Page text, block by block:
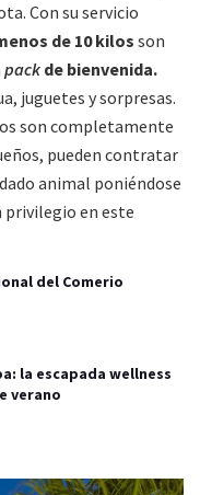
Con su servicio
de 10 kilosson
pack de bienvenida.
juguetes y sorpresas.
son completamente
pueden contratar
animal poniéndose
privilegio en este
del Comerio
la escapada wellness
verano